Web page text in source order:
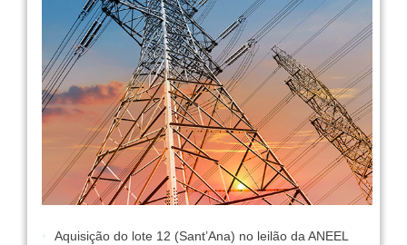
Aquisição do lote 12 (Sant’Ana) no leilão da ANEEL